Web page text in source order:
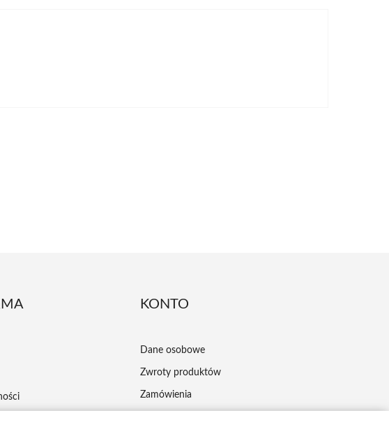
KONTO
Dane osobowe
Zwroty produktów
Zamówienia